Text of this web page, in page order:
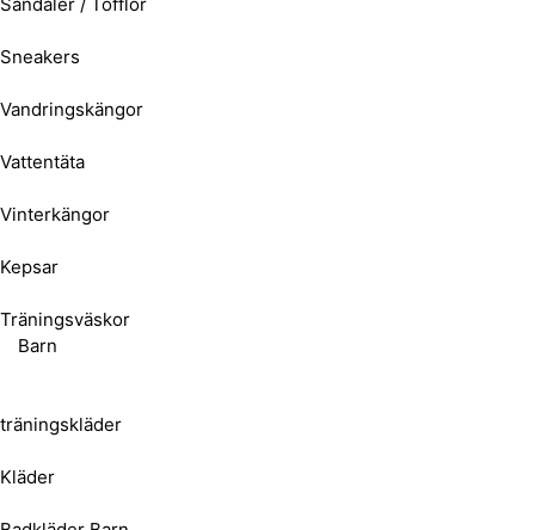
Sneakers
Vandringskängor
Vattentäta
Vinterkängor
Kepsar
Träningsväskor
Barn
träningskläder
Kläder